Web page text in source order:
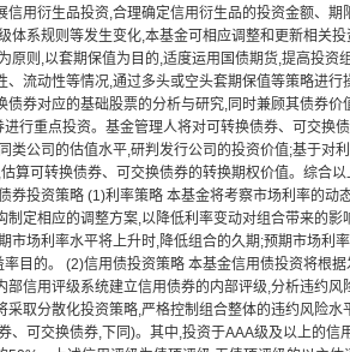
用衍生品投资,合理确定信用衍生品的投资金额、期
系规则等发生变化,本基金可相应调整和更新相关
则,以套期保值为目的,适度运用国债期货,提高投资
流动性等情况,通过多头或空头套期保值等策略进行
券对应的基础股票的分析与研究,同时兼顾其债券价
行重点投资。基金管理人将对可转换债券、可交换
公司的估值水平,研判发行公司的投资价值;基于对
算可转换债券、可交换债券的转换期权价值。综合以
投资策略 (1)利率策略 本基金将考察市场利率的动
定相应的调整方案,以降低利率变动对组合带来的影
场利率水平将上升时,降低组合的久期;预期市场利
目的。 (2)信用债投资策略 本基金信用债投资将根
信用评级系统建立信用债券的内部评级,分析违约风
取分散化投资策略,严格控制组合整体的违约风险水
可交换债券,下同)。其中,投资于AAA级及以上的信